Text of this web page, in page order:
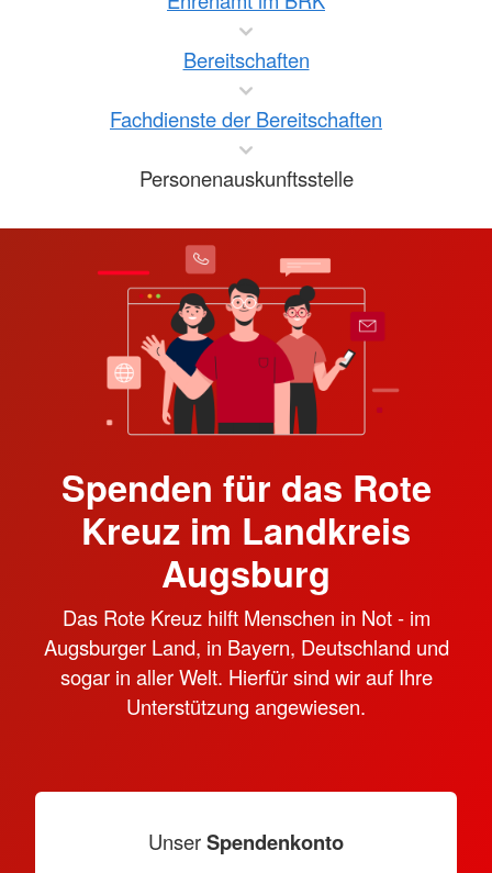
Bereitschaften
Fachdienste der Bereitschaften
Personenauskunftsstelle
Spenden für das Rote
Kreuz im Landkreis
Augsburg
Das Rote Kreuz hilft Menschen in Not - im
Augsburger Land, in Bayern, Deutschland und
sogar in aller Welt. Hierfür sind wir auf Ihre
Unterstützung angewiesen.
UnserSpendenkonto